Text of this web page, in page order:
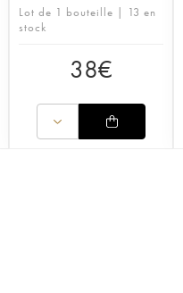
Lot de 1 bouteille | 13 en
stock
38€